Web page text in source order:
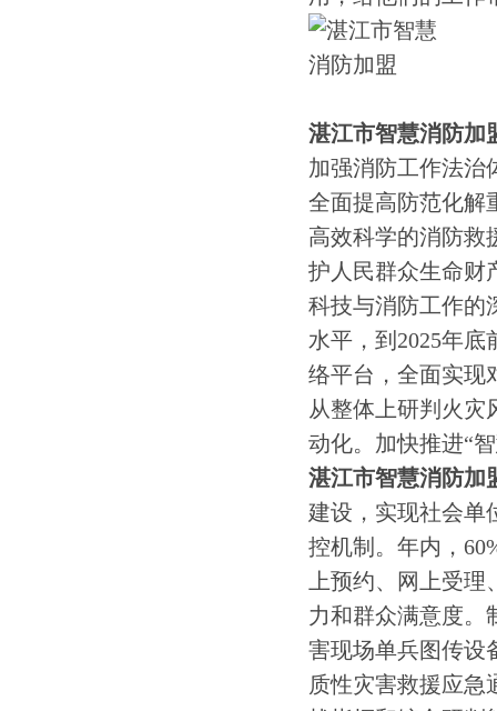
湛江市智慧消防加
加强消防工作法治
全面提高防范化解
高效科学的消防救
护人民群众生命财
科技与消防工作的
水平，到2025年
络平台，全面实现
从整体上研判火灾
动化。加快推进“
湛江市智慧消防加
建设，实现社会单
控机制。年内，
上预约、网上受
力和群众满意度。
害现场单兵图传设
质性灾害救援应急